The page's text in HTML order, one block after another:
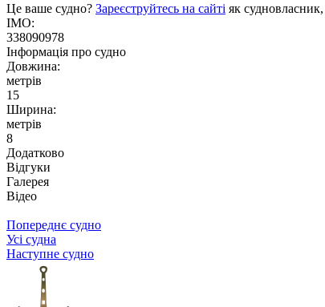
Це ваше судно? Зареєструйтесь на сайті як
IMO:
338090978
Інформація про судно
Довжина:
метрів
15
Ширина:
метрів
8
Додатково
Відгуки
Галерея
Відео
Попереднє судно
Усі судна
Наступне судно